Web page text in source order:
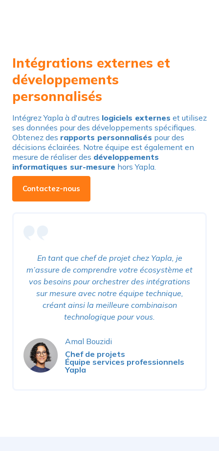
En tant que chef de projet chez Yapla, je
m’assure de comprendre votre écosystème et
vos besoins pour orchestrer des intégrations
sur mesure avec notre équipe technique,
créant ainsi la meilleure combinaison
technologique pour vous.
Amal Bouzidi
Chef de projets
Équipe services professionnels
Yapla
Intégrations externes et
développements
personnalisés
Intégrez Yapla à d'autres logiciels externes et utilisez
ses données pour des développements spécifiques.
Obtenez des rapports personnalisés pour des
décisions éclairées. Notre équipe est également en
mesure de réaliser des développements
informatiques sur-mesure hors Yapla.
Contactez-nous